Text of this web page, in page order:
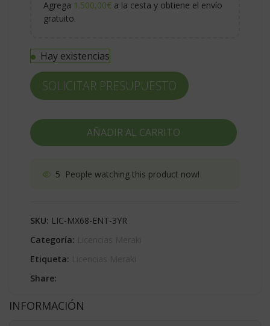
Agrega 1.500,00€ a la cesta y obtiene el envío
gratuito.
Hay existencias
AÑADIR AL CARRITO
SOLICITAR PRESUPUESTO
5 People watching this product now!
SKU: LIC-MX68-ENT-3YR
Categoría:
Etiqueta:
Share:
INFORMACIÓN